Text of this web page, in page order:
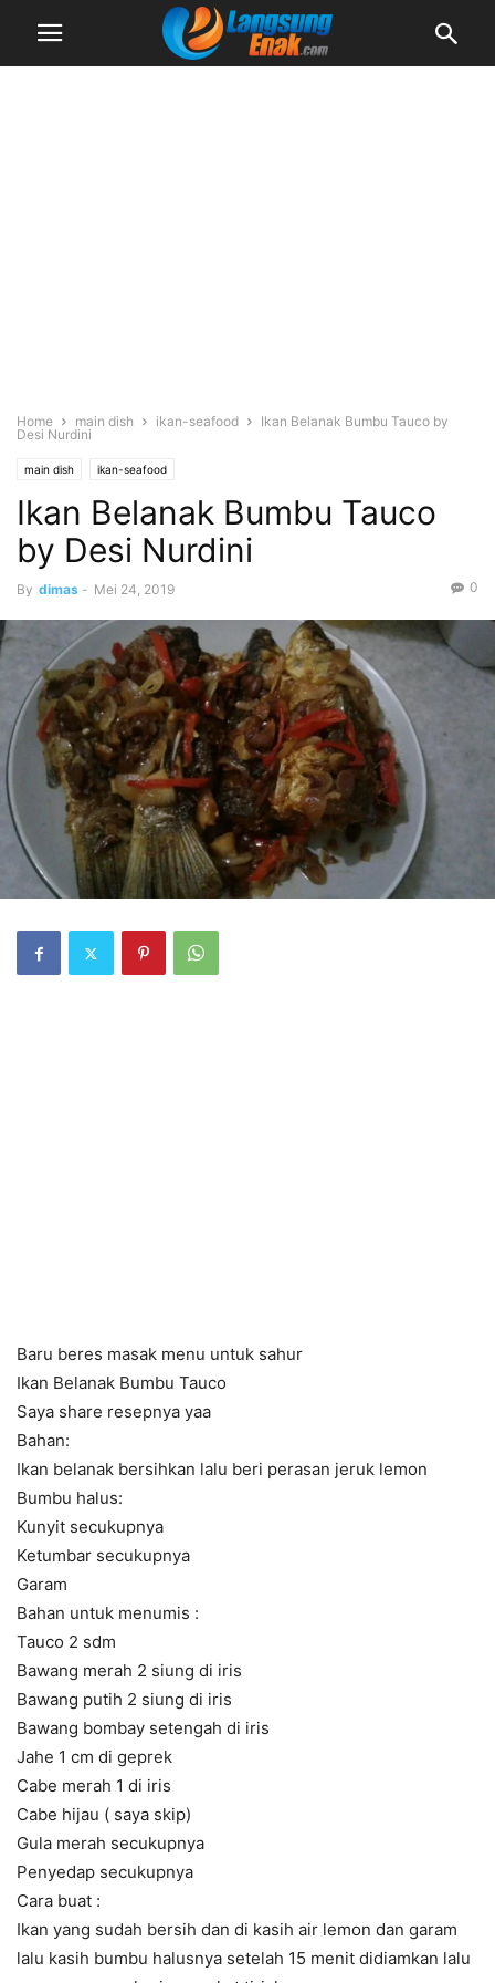
Home main dish ikan-seafood
Ikan Belanak Bumbu Tauco by
Desi Nurdini
main dish ikan-seafood
Ikan Belanak Bumbu Tauco
by Desi Nurdini
By dimas - Mei 24, 2019 0
Baru beres masak menu untuk sahur
Ikan Belanak Bumbu Tauco
Saya share resepnya yaa
Bahan:
Ikan belanak bersihkan lalu beri perasan jeruk lemon
Bumbu halus:
Kunyit secukupnya
Ketumbar secukupnya
Garam
Bahan untuk menumis :
Tauco 2 sdm
Bawang merah 2 siung di iris
Bawang putih 2 siung di iris
Bawang bombay setengah di iris
Jahe 1 cm di geprek
Cabe merah 1 di iris
Cabe hijau ( saya skip)
Gula merah secukupnya
Penyedap secukupnya
Cara buat :
Ikan yang sudah bersih dan di kasih air lemon dan garam
lalu kasih bumbu halusnya setelah 15 menit didiamkan lalu